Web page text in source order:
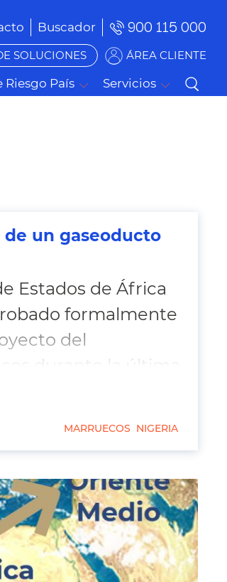
Buscador 900 115 000
SOLUCIONES ÁREA CLIENTE
Riesgo País Servicios
un gaseoducto
Estados de África
formalmente
del
durante la última
MARRUECOS NIGERIA